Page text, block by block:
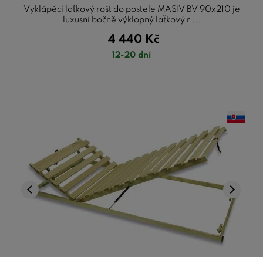
Vyklápěcí laťkový rošt do postele MASIV BV 90x210 je
luxusní bočně výklopný laťkový r ...
4 440 Kč
12-20 dní